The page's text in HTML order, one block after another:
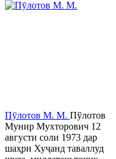
Пӯлотов М. М. Пўлотов
Мунир Мухторович 12
августи соли 1973 дар
шаҳри Хуҷанд таваллуд